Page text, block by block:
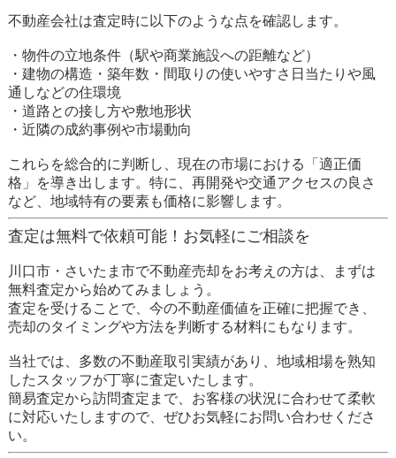
不動産会社は査定時に以下のような点を確認します。
・ 物件の立地条件（駅や商業施設への距離など）
・ 建物の構造・築年数・間取りの使いやすさ 日当たりや風
通しなどの住環境
・ 道路との接し方や敷地形状
・ 近隣の成約事例や市場動向
これらを総合的に判断し、現在の市場における「適正価
格」を導き出します。特に、再開発や交通アクセスの良さ
など、地域特有の要素も価格に影響します。
査定は無料で依頼可能！お気軽にご相談を
川口市・さいたま市で不動産売却をお考えの方は、まずは
無料査定から始めてみましょう。
査定を受けることで、今の不動産価値を正確に把握でき、
売却のタイミングや方法を判断する材料にもなります。
当社では、多数の不動産取引実績があり、地域相場を熟知
したスタッフが丁寧に査定いたします。
簡易査定から訪問査定まで、 お客様の状況に合わせて柔軟
に対応いたしますので、ぜひお気軽にお問い合わせくださ
い。